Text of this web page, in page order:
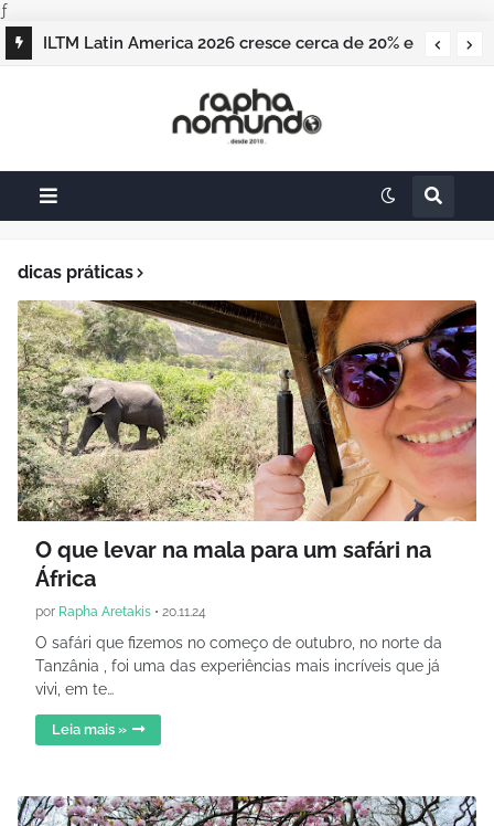
ƒ
O Panamá recebeu o 7º Fórum Internacional
patrimônio e identidade
dicas práticas
O que levar na mala para um safári na
África
por Rapha Aretakis • 20.11.24
O safári que fizemos no começo de outubro, no norte da
Tanzânia , foi uma das experiências mais incríveis que já
vivi, em te…
Leia mais »